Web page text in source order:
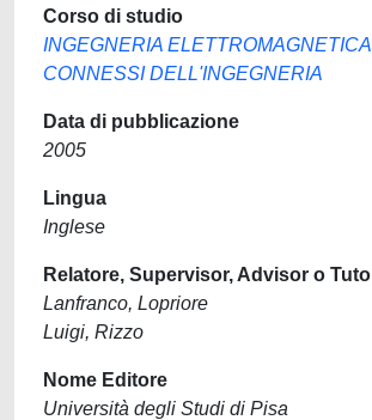
Corso di studio
INGEGNERIA
CONNESSI DELL'INGEGNERIA
Data di pubblicazione
2005
Lingua
Inglese
Relatore, Supervisor, Advisor o
Lanfranco, Lopriore
Luigi, Rizzo
Nome Editore
Università degli Studi di Pisa